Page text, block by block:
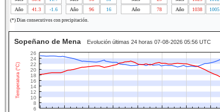
Año
41.3 -1.6 Año 96 16 Año 78 Año 1038 1005
(*) Dias consecutivos con precipitación.
Temperatura (°C)
Sopeñano de Mena Evolución últimas 24 horas 07-08-2026 05:56 UTC
6
8
10
12
14
16
18
20
22
24
26